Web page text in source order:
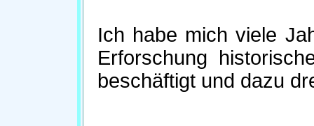
Ich habe mich viele
Erforschung
beschäftigt und dazu